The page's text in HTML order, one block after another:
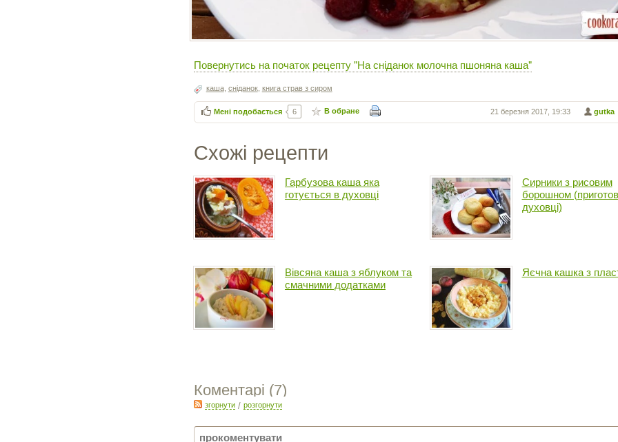
Повернутись на початок рецепту "На сніданок молочна пшоняна каша"
каша, сніданок, книга страв з сиром
gutka
21 березня 2017, 19:33
Мені подобається 6 В обране
Схожі рецепти
Гарбузова каша яка
готується в духовці
Сирники з рисовим
борошном
духовці)
Вівсяна каша з яблуком та
смачними додатками
Яєчна кашка з
Коментарі (7)
згорнути/ розгорнути